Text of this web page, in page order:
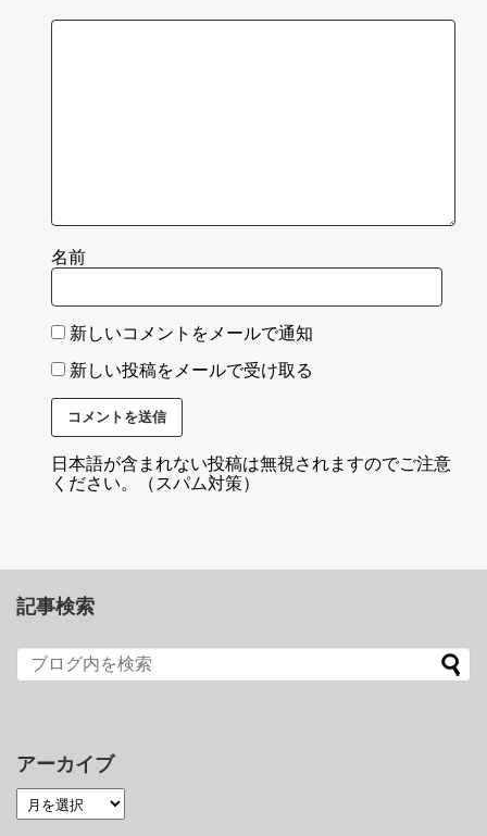
名前
新しいコメントをメールで通知
新しい投稿をメールで受け取る
日本語が含まれない投稿は無視されますのでご注意
ください。（スパム対策）
記事検索
アーカイブ